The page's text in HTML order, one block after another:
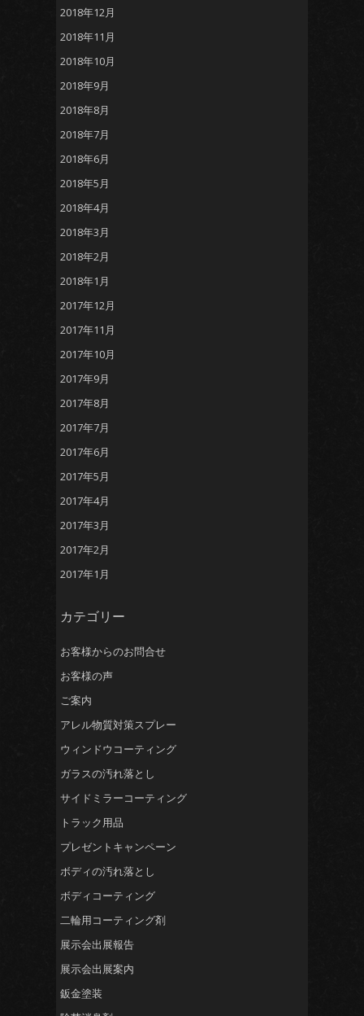
2018年12月
2018年11月
2018年10月
2018年9月
2018年8月
2018年7月
2018年6月
2018年5月
2018年4月
2018年3月
2018年2月
2018年1月
2017年12月
2017年11月
2017年10月
2017年9月
2017年8月
2017年7月
2017年6月
2017年5月
2017年4月
2017年3月
2017年2月
2017年1月
カテゴリー
お客様からのお問合せ
お客様の声
ご案内
アレル物質対策スプレー
ウィンドウコーティング
ガラスの汚れ落とし
サイドミラーコーティング
トラック用品
プレゼントキャンペーン
ボディの汚れ落とし
ボディコーティング
二輪用コーティング剤
展示会出展報告
展示会出展案内
鈑金塗装